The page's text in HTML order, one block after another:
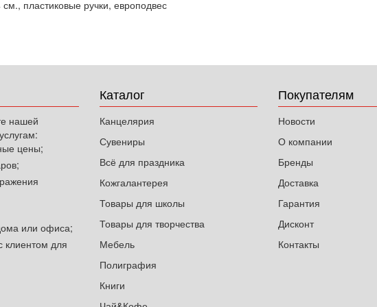
пластиковые ручки, европодвес
нашей
цены;
или офиса;
клиентом для
Каталог
Канцелярия
Сувениры
Всё для праздника
Кожгалантерея
Товары для школы
Товары для творчества
Мебель
Полиграфия
Книги
Покупателям
Новости
О компании
Бренды
Доставка
Гарантия
Дисконт
Контакты